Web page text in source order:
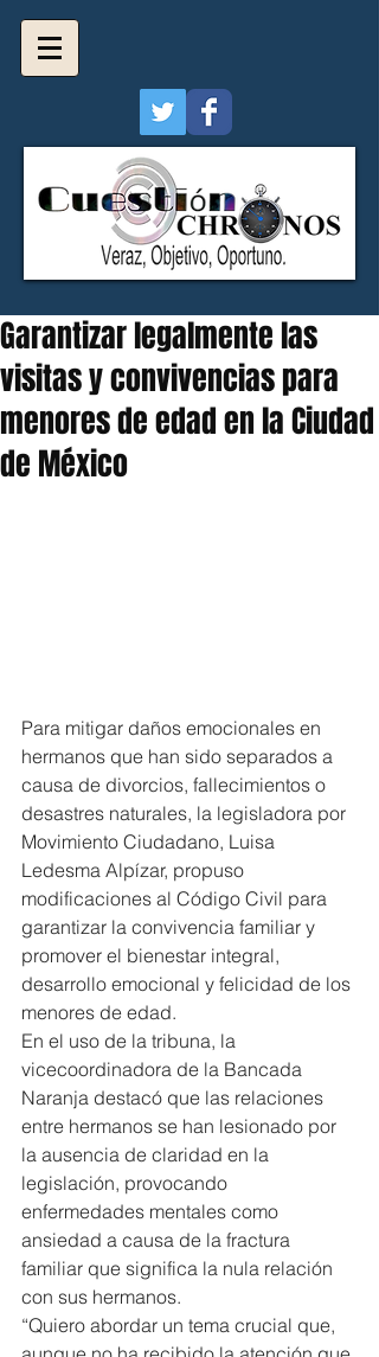
Garantizar legalmente las
visitas y convivencias para
menores de edad en la Ciudad
de México
Para mitigar daños emocionales en
hermanos que han sido separados a
causa de divorcios, fallecimientos o
desastres naturales, la legisladora por
Movimiento Ciudadano, Luisa
Ledesma Alpízar, propuso
modificaciones al Código Civil para
garantizar la convivencia familiar y
promover el bienestar integral,
desarrollo emocional y felicidad de los
menores de edad.
En el uso de la tribuna, la
vicecoordinadora de la Bancada
Naranja destacó que las relaciones
entre hermanos se han lesionado por
la ausencia de claridad en la
legislación, provocando
enfermedades mentales como
ansiedad a causa de la fractura
familiar que significa la nula relación
con sus hermanos.
“Quiero abordar un tema crucial que,